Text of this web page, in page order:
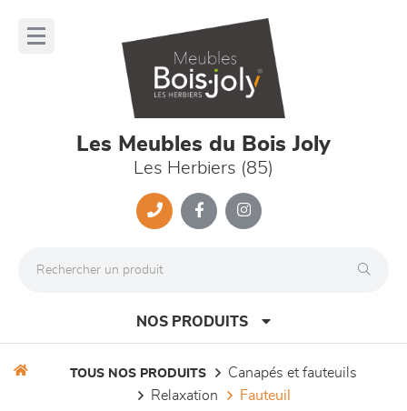
Les Meubles du Bois Joly
Les Herbiers (85)
NOS PRODUITS
TOUS NOS PRODUITS
canapés et fauteuils
relaxation
fauteuil